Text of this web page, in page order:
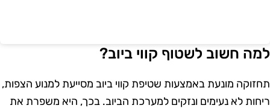
חשוב לשטוף קווי ביוב?
מונעת באמצעות שטיפת קווי ביוב מסייעת למנוע הצפות,
לא נעימים ונזקים למערכת הביוב. בכך, היא משפרת את